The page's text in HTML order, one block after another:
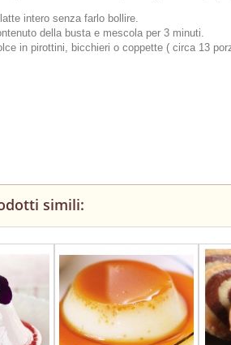
intero senza farlo bollire.
della busta e mescola per 3 minuti.
in pirottini, bicchieri o coppette ( circa 13
simili: